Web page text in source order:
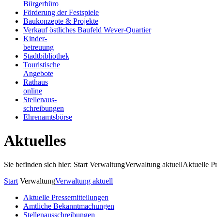
Bürgerbüro
Förderung der Festspiele
Baukonzepte & Projekte
Verkauf östliches Baufeld Wever-Quartier
Kinder-
betreuung
Stadtbibliothek
Touristische
Angebote
Rathaus
online
Stellenaus-
schreibungen
Ehrenamtsbörse
Aktuelles
Sie befinden sich hier: Start VerwaltungVerwaltung aktuellAktuelle
Start VerwaltungVerwaltung aktuell
Aktuelle Pressemitteilungen
Amtliche Bekanntmachungen
Stellenausschreibungen